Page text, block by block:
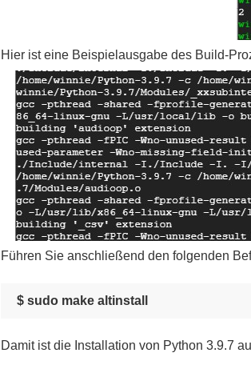
Hier ist eine Beispielausgabe des Build-
Führen Sie anschließend den folgenden
$ sudo make altinstall
Damit ist die Installation von Python 3.9.7